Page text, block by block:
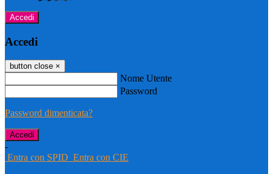
Accedi
Accedi
button close ×
Nome Utente
Password
Password dimenticata?
-
Entra con SPID Entra con CIE